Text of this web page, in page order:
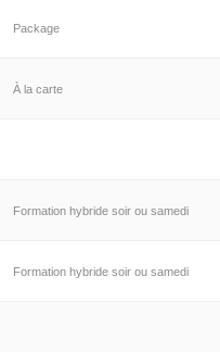
Package
À la carte
Formation hybride soir ou samedi
Formation hybride soir ou samedi